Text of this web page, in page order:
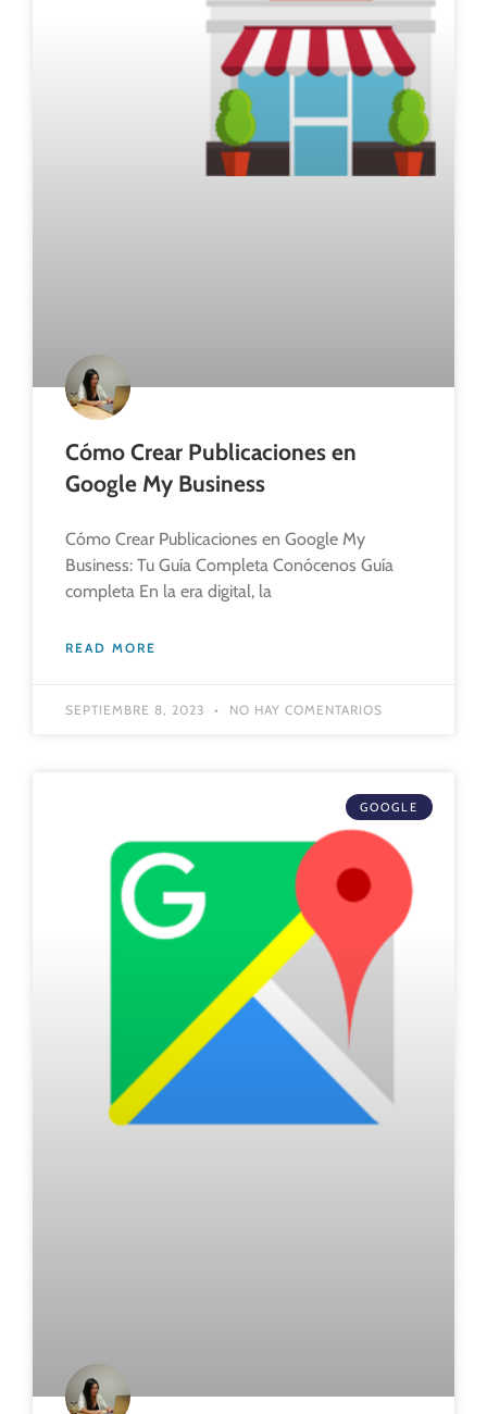
Cómo Crear Publicaciones en
Google My Business
Cómo Crear Publicaciones en Google My
Business: Tu Guía Completa Conócenos Guía
completa En la era digital, la
READ MORE
SEPTIEMBRE 8, 2023 NO HAY COMENTARIOS
GOOGLE